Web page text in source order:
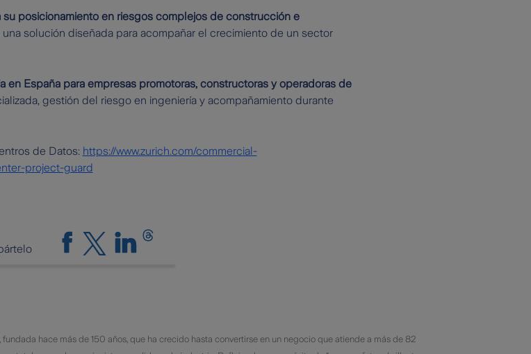
su posicionamiento en riesgos complejos de construcción e
solución diseñada para acompañar el crecimiento de un sector
en España para empresas promotoras, constructoras y operadoras de
gestión del riesgo en ingeniería y acompañamiento durante
de Datos: https://www.zurich.com/commercial-
project-guard
hace más de 150 años, que ha crecido hasta convertirse en un negocio que atiende a más de 82